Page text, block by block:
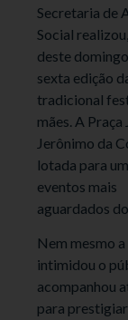
Secretaria de
Social
deste
sexta edição
tradicional
mães. A Praça
Jerônimo da
lotada para
eventos mais
aguardados
Nem mesmo a
intimidou o
acompanhou
para